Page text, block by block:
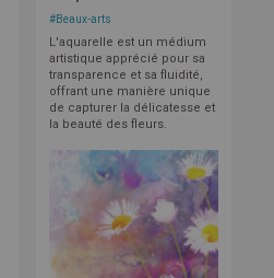
#Beaux-arts
L'aquarelle est un médium
artistique apprécié pour sa
transparence et sa fluidité,
offrant une manière unique
de capturer la délicatesse et
la beauté des fleurs.